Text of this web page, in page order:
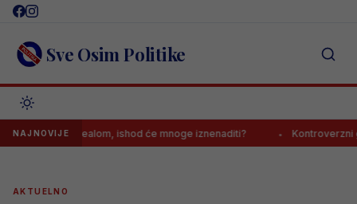
Skip
content Sve Osim Politike
NAJNOVIJE
s Realom, ishod će mnoge iznenaditi? Kontroverzni
AKTUELNO